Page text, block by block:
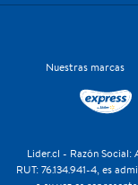
Nuestras marcas
Lider.cl - Razón
RUT: 76.134.941-4, es